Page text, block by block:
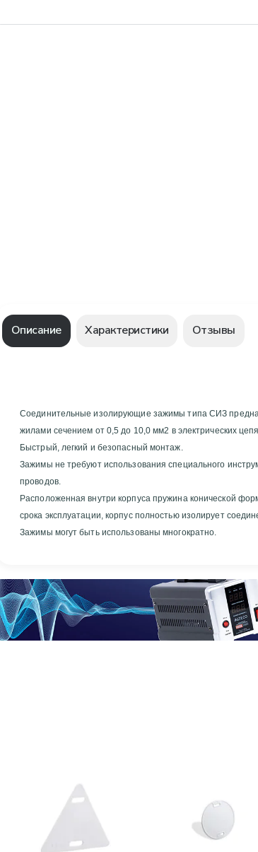
Описание Характеристики Отзывы
Соединительные изолирующие зажимы типа СИЗ
Быстрый, легкий и безопасный монтаж.
Зажимы не требуют использования специального
проводов.
Расположенная внутри корпуса пружина конической
срока эксплуатации, корпус полностью изолирует
Зажимы могут быть использованы многократно.